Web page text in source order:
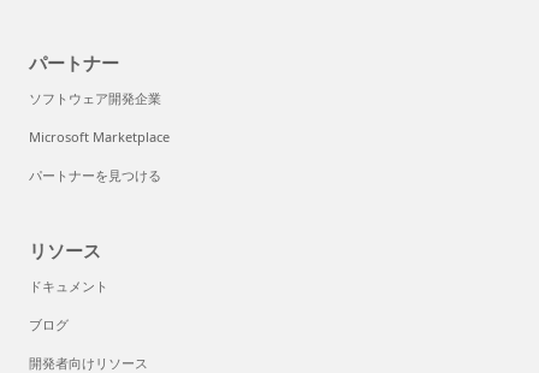
パートナー
ソフトウェア開発企業
Microsoft Marketplace
パートナーを見つける
リソース
ドキュメント
ブログ
開発者向けリソース